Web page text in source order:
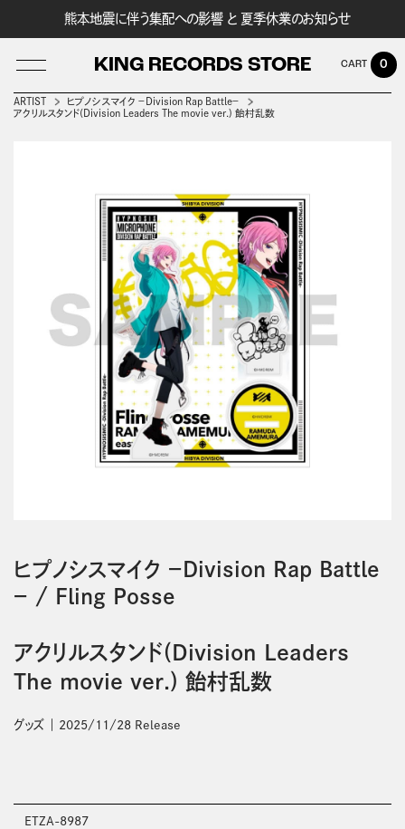
熊本地震に伴う集配への影響 と 夏季休業のお知らせ
KING RECORDS STORE 0
ARTIST
ヒプノシスマイク －Division Rap Battle－
アクリルスタンド(Division Leaders The movie ver.) 飴村乱数
ヒプノシスマイク －Division Rap Battle
－ / Fling Posse
アクリルスタンド(Division Leaders
The movie ver.) 飴村乱数
グッズ 2025/11/28 Release
ETZA-8987